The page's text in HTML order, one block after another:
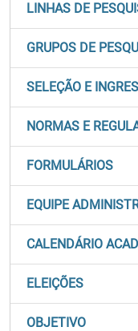
LINHAS DE
GRUPOS DE
SELEÇÃO E
NORMAS E
FORMULÁRIOS
EQUIPE
CALENDÁRIO
ELEIÇÕES
OBJETIVO